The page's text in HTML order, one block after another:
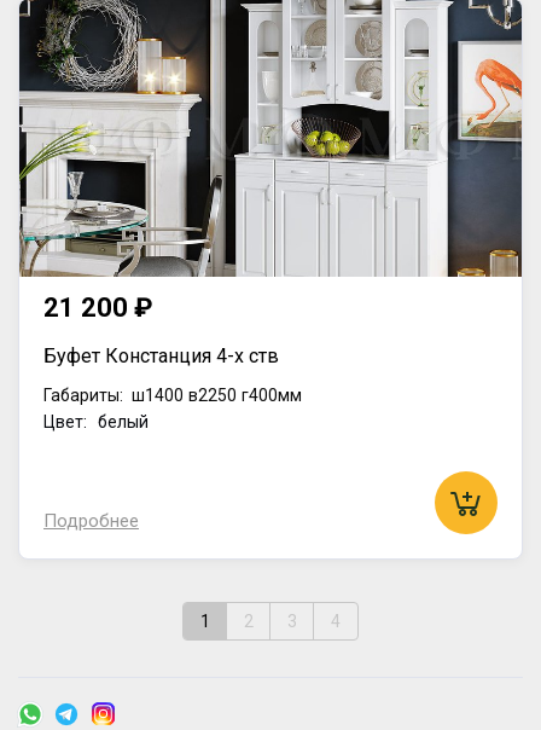
21 200 ₽
Буфет Констанция 4-х ств
Габариты: ш1400 в2250 г400мм
Цвет: белый
Подробнее
1 2 3 4